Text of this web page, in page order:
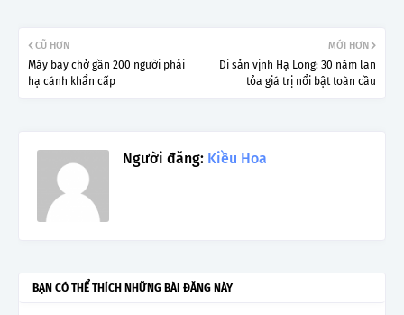
MỚI HƠN
Di sản vịnh Hạ Long: 30 năm lan
tỏa giá trị nổi bật toàn cầu
CŨ HƠN
Máy bay chở gần 200 người phải
hạ cánh khẩn cấp
Người đăng: Kiều Hoa
BẠN CÓ THỂ THÍCH NHỮNG BÀI ĐĂNG NÀY